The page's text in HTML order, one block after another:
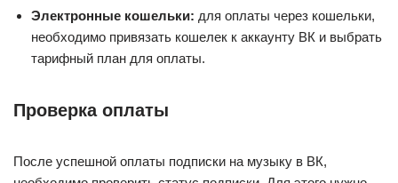
Электронные кошельки: для оплаты через кошельки,
необходимо привязать кошелек к аккаунту ВК и выбрать
тарифный план для оплаты.
Проверка оплаты
После успешной оплаты подписки на музыку в ВК,